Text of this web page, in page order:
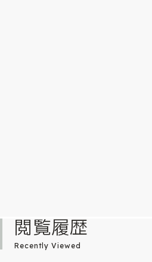
閲覧履歴
Recently Viewed